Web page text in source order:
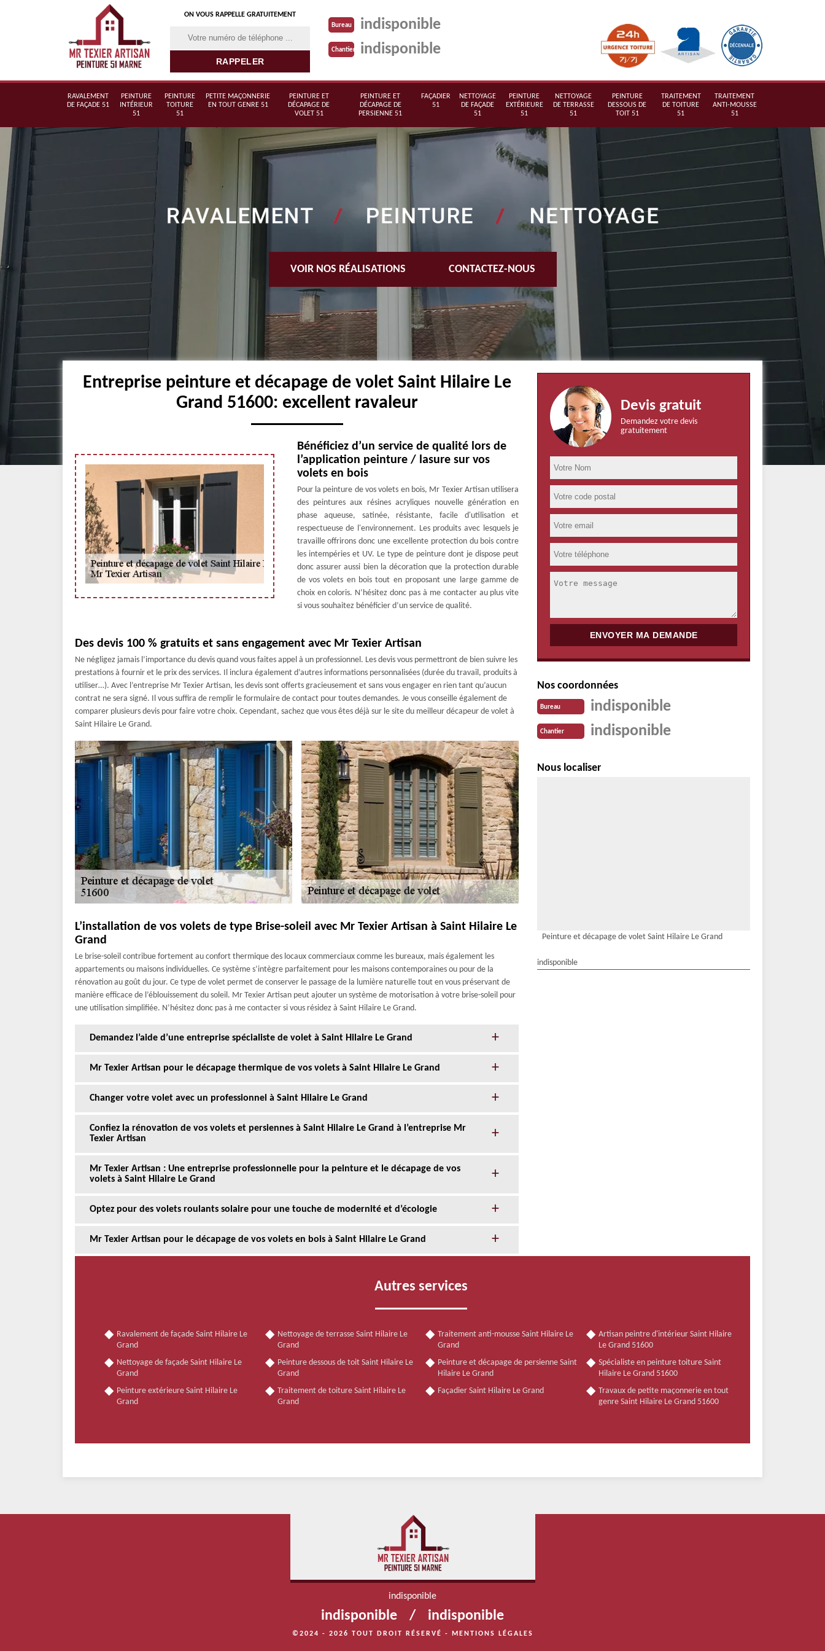
ON VOUS RAPPELLE GRATUITEMENT
Bureau indisponible
Chantier indisponible
RAVALEMENT
DE FAÇADE 51
PEINTURE
INTÉRIEUR
51
PEINTURE
TOITURE
51
PETITE MAÇONNERIE
EN TOUT GENRE 51
PEINTURE ET
DÉCAPAGE DE
VOLET 51
PEINTURE ET
DÉCAPAGE DE
PERSIENNE 51
FAÇADIER
51
NETTOYAGE
DE FAÇADE
51
PEINTURE
EXTÉRIEURE
51
NETTOYAGE
DE TERRASSE
51
PEINTURE
DESSOUS DE
TOIT 51
TRAITEMENT
DE TOITURE
51
TRAITEMENT
ANTI-MOUSSE
51
VOIR NOS RÉALISATIONS CONTACTEZ-NOUS
Entreprise peinture et décapage de volet Saint Hilaire Le
Grand 51600: excellent ravaleur
Bénéficiez d’un service de qualité lors de
l’application peinture / lasure sur vos
volets en bois
Pour la peinture de vos volets en bois, Mr Texier Artisan utilisera
des peintures aux résines acryliques nouvelle génération en
phase aqueuse, satinée, résistante, facile d'utilisation et
respectueuse de l'environnement. Les produits avec lesquels je
travaille offrirons donc une excellente protection du bois contre
les intempéries et UV. Le type de peinture dont je dispose peut
donc assurer aussi bien la décoration que la protection durable
de vos volets en bois tout en proposant une large gamme de
choix en coloris. N’hésitez donc pas à me contacter au plus vite
si vous souhaitez bénéficier d’un service de qualité.
Des devis 100 % gratuits et sans engagement avec Mr Texier Artisan
Ne négligez jamais l’importance du devis quand vous faites appel à un professionnel. Les devis vous permettront de bien suivre les
prestations à fournir et le prix des services. Il inclura également d’autres informations personnalisées (durée du travail, produits à
utiliser…). Avec l’entreprise Mr Texier Artisan, les devis sont offerts gracieusement et sans vous engager en rien tant qu’aucun
contrat ne sera signé. Il vous suffira de remplir le formulaire de contact pour toutes demandes. Je vous conseille également de
comparer plusieurs devis pour faire votre choix. Cependant, sachez que vous êtes déjà sur le site du meilleur décapeur de volet à
Saint Hilaire Le Grand.
L’installation de vos volets de type Brise-soleil avec Mr Texier Artisan à Saint Hilaire Le
Grand
Le brise-soleil contribue fortement au confort thermique des locaux commerciaux comme les bureaux, mais également les
appartements ou maisons individuelles. Ce système s’intègre parfaitement pour les maisons contemporaines ou pour de la
rénovation au goût du jour. Ce type de volet permet de conserver le passage de la lumière naturelle tout en vous préservant de
manière efficace de l’éblouissement du soleil. Mr Texier Artisan peut ajouter un système de motorisation à votre brise-soleil pour
une utilisation simplifiée. N’hésitez donc pas à me contacter si vous résidez à Saint Hilaire Le Grand.
Demandez l’aide d’une entreprise spécialiste de volet à Saint Hilaire Le Grand
Mr Texier Artisan pour le décapage thermique de vos volets à Saint Hilaire Le Grand
Changer votre volet avec un professionnel à Saint Hilaire Le Grand
Confiez la rénovation de vos volets et persiennes à Saint Hilaire Le Grand à l’entreprise Mr
Texier Artisan
Mr Texier Artisan : Une entreprise professionnelle pour la peinture et le décapage de vos
volets à Saint Hilaire Le Grand
Optez pour des volets roulants solaire pour une touche de modernité et d’écologie
Mr Texier Artisan pour le décapage de vos volets en bois à Saint Hilaire Le Grand
Devis gratuit
Demandez votre devis
gratuitement
Nos coordonnées
Bureau indisponible
Chantier indisponible
Nous localiser
Peinture et décapage de volet Saint Hilaire Le Grand
indisponible
Autres services
Ravalement de façade Saint Hilaire Le
Grand
Nettoyage de façade Saint Hilaire Le
Grand
Peinture extérieure Saint Hilaire Le
Grand
Nettoyage de terrasse Saint Hilaire Le
Grand
Peinture dessous de toit Saint Hilaire Le
Grand
Traitement de toiture Saint Hilaire Le
Grand
Traitement anti-mousse Saint Hilaire Le
Grand
Peinture et décapage de persienne Saint
Hilaire Le Grand
Façadier Saint Hilaire Le Grand
Artisan peintre d'intérieur Saint Hilaire
Le Grand 51600
Spécialiste en peinture toiture Saint
Hilaire Le Grand 51600
Travaux de petite maçonnerie en tout
genre Saint Hilaire Le Grand 51600
indisponible
indisponible / indisponible
©2024 - 2026 TOUT DROIT RÉSERVÉ - MENTIONS LÉGALES